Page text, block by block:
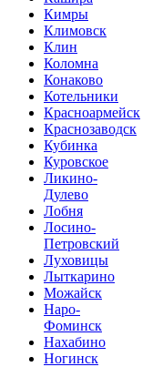
Кимры
Климовск
Клин
Коломна
Конаково
Котельники
Красноармейск
Краснозаводск
Кубинка
Куровское
Ликино-
Дулево
Лобня
Лосино-
Петровский
Луховицы
Лыткарино
Можайск
Наро-
Фоминск
Нахабино
Ногинск